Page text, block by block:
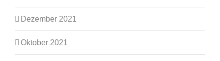
Dezember 2021
Oktober 2021